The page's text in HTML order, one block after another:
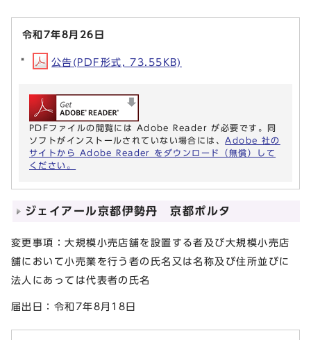
令和7年8月26日
公告(PDF形式, 73.55KB)
PDFファイルの閲覧には Adobe Reader が必要です。同
ソフトがインストールされていない場合には、 Adobe 社の
サイトから Adobe Reader をダウンロード（無償）して
ください。
ジェイアール京都伊勢丹 京都ポルタ
変更事項：大規模小売店舗を設置する者及び大規模小売店
舗において小売業を行う者の氏名又は名称及び住所並びに
法人にあっては代表者の氏名
届出日：令和7年8月18日